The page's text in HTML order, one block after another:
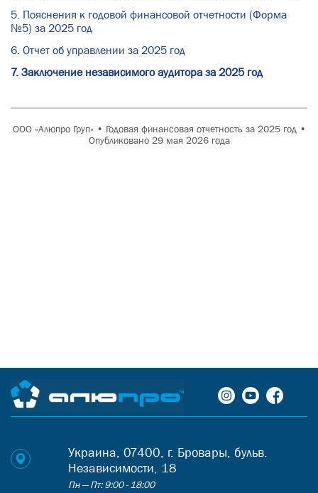
5. Пояснения к годовой финансовой отчетности (Форма
№5) за 2025 год
6. Отчет об управлении за 2025 год
7. Заключение независимого аудитора за 2025 год
ООО «Алюпро Груп» • Годовая финансовая отчетность за 2025 год •
Опубликовано 29 мая 2026 года
Украина, 07400, г. Бровары, бульв.
Независимости, 18
Пн — Пт: 9:00 - 18:00